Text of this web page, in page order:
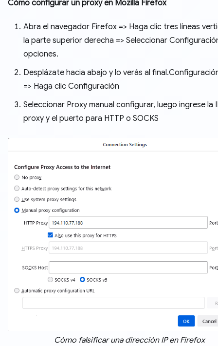
Cómo configurar un proxy en Mozilla Firefox
Abra el navegador Firefox => Haga clic tres líneas
la parte superior derecha => Seleccionar
opciones.
Desplázate hacia abajo y lo verás al
=> Haga clic Configuración
Seleccionar Proxy manual configurar, luego ingrese la
proxy y el puerto para HTTP o SOCKS
Cómo falsificar una dirección IP en Firefox